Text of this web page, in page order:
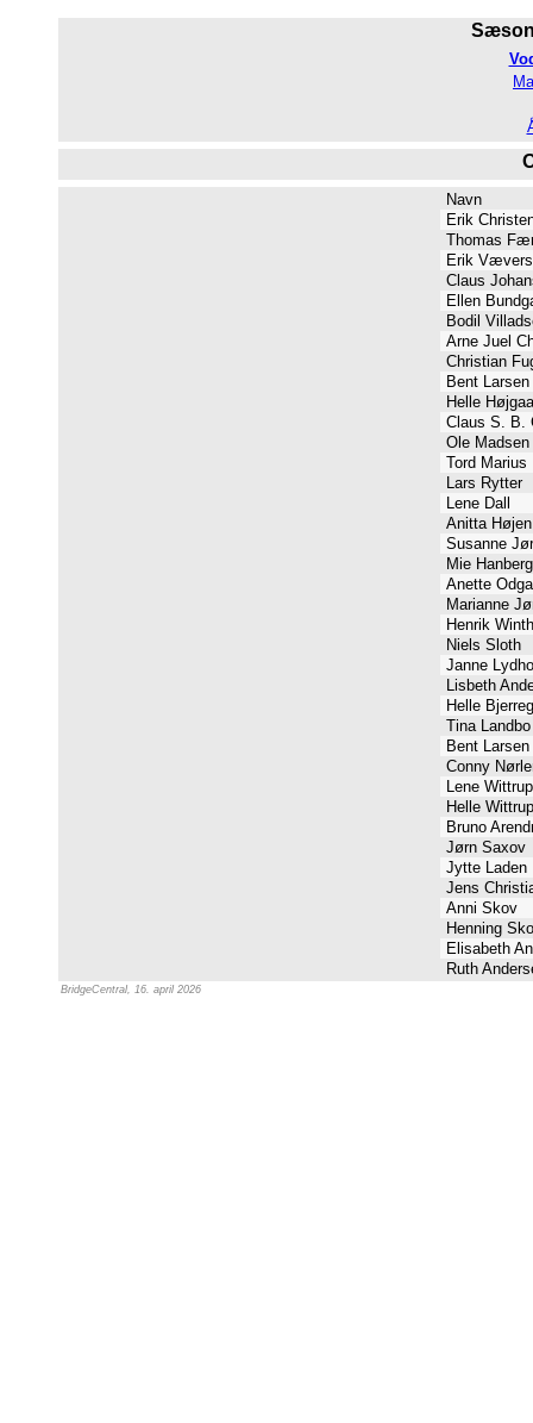
Navn
Erik
Thomas
Erik
Claus
Ellen
Bodil
Arne Juel
Christian
Bent
Helle
Claus S. B.
Ole Madsen
Tord
Lars Rytter
Lene Dall
Anitta
Susanne
Mie
Anette
Marianne
Henrik
Niels Sloth
Janne
Lisbeth
Helle
Tina
Bent
Conny
Lene
Helle
Bruno
Jørn Saxov
Jytte Laden
Jens
Anni Skov
Henning
Elisabeth
Ruth
BridgeCentral, 16. april 2026